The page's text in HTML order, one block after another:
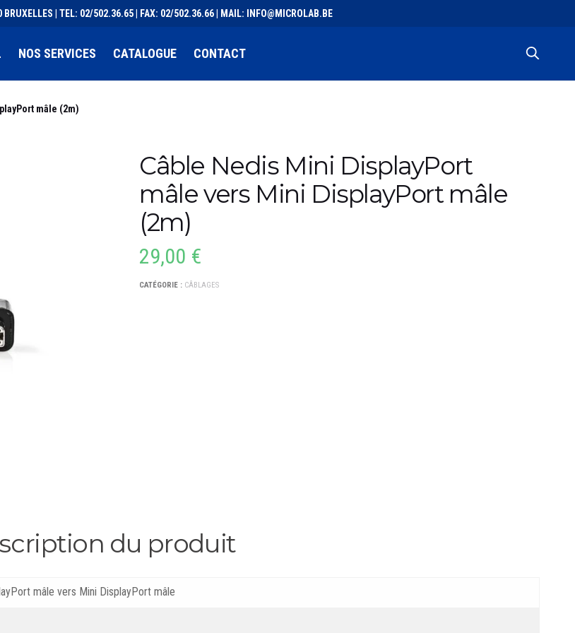
BRUXELLES | TEL: 02/502.36.65 | FAX: 02/502.36.66 | MAIL: INFO@MICROLAB.BE
NOS SERVICES CATALOGUE CONTACT
mâle (2m)
Câble Nedis Mini DisplayPort
mâle vers Mini DisplayPort mâle
(2m)
29,00 €
CATÉGORIE : CÂBLAGES
du produit
mâle vers Mini DisplayPort mâle